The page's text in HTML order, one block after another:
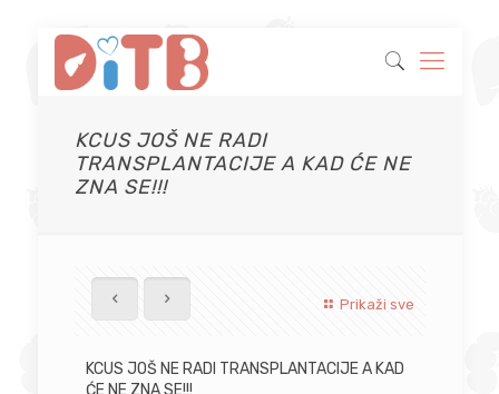
KCUS JOŠ NE RADI
TRANSPLANTACIJE A KAD ĆE NE
ZNA SE!!!
Prikaži sve
KCUS JOŠ NE RADI TRANSPLANTACIJE A KAD
ĆE NE ZNA SE!!!